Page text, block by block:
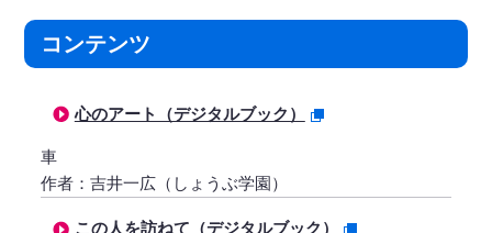
コンテンツ
心のアート（デジタルブック）
車
作者：吉井一広（しょうぶ学園）
この人を訪ねて（デジタルブック）